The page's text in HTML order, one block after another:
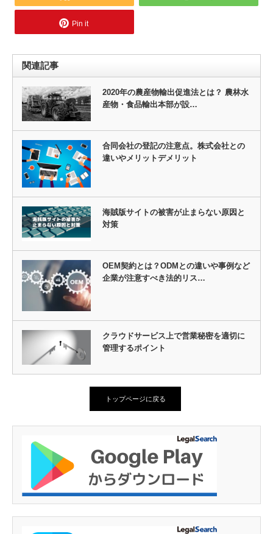
Pin it
関連記事
2020年の農産物輸出促進法とは？ 農林水
産物・食品輸出本部が設…
合同会社の登記の注意点。株式会社との
違いやメリットデメリット
海賊版サイトの被害が止まらない原因と
対策
OEM契約とは？ODMとの違いや事例など
企業が注意すべき法的リス…
クラウドサービス上で営業秘密を適切に
管理するポイント
トップページに戻る